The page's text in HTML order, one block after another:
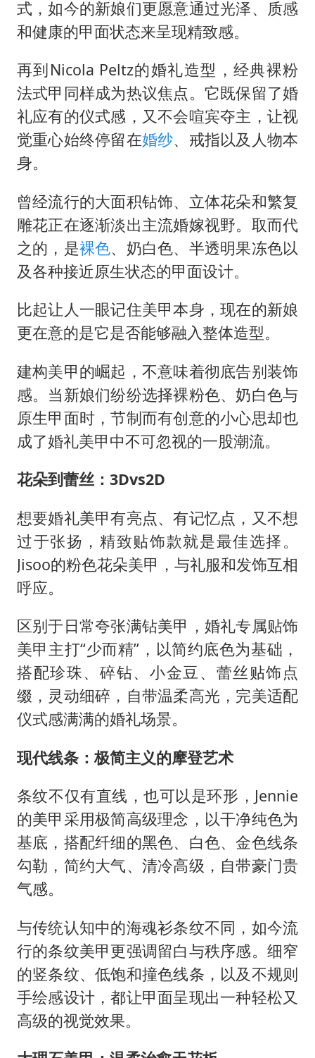
式，如今的新娘们更愿意通过光泽、质感
和健康的甲面状态来呈现精致感。
再到Nicola Peltz的婚礼造型，经典裸粉
法式甲同样成为热议焦点。它既保留了婚
礼应有的仪式感，又不会喧宾夺主，让视
觉重心始终停留在婚纱、戒指以及人物本
身。
曾经流行的大面积钻饰、立体花朵和繁复
雕花正在逐渐淡出主流婚嫁视野。取而代
之的，是裸色、奶白色、半透明果冻色以
及各种接近原生状态的甲面设计。
比起让人一眼记住美甲本身，现在的新娘
更在意的是它是否能够融入整体造型。
建构美甲的崛起，不意味着彻底告别装饰
感。当新娘们纷纷选择裸粉色、奶白色与
原生甲面时，节制而有创意的小心思却也
成了婚礼美甲中不可忽视的一股潮流。
花朵到蕾丝： 3Dvs2D
想要婚礼美甲有亮点、有记忆点，又不想
过于张扬，精致贴饰款就是最佳选择。
Jisoo的粉色花朵美甲，与礼服和发饰互相
呼应。
区别于日常夸张满钻美甲，婚礼专属贴饰
美甲主打“少而精”，以简约底色为基础，
搭配珍珠、碎钻、小金豆、蕾丝贴饰点
缀，灵动细碎，自带温柔高光，完美适配
仪式感满满的婚礼场景。
现代线条：极简主义的摩登艺术
条纹不仅有直线，也可以是环形，Jennie
的美甲采用极简高级理念，以干净纯色为
基底，搭配纤细的黑色、白色、金色线条
勾勒，简约大气、清冷高级，自带豪门贵
气感。
与传统认知中的海魂衫条纹不同，如今流
行的条纹美甲更强调留白与秩序感。细窄
的竖条纹、低饱和撞色线条，以及不规则
手绘感设计，都让甲面呈现出一种轻松又
高级的视觉效果。